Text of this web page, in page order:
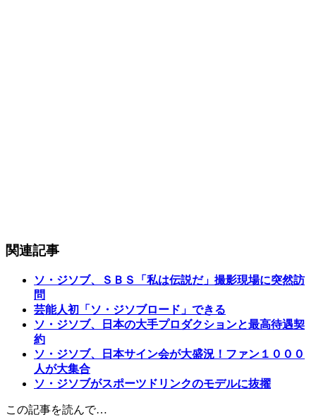
関連記事
ソ・ジソブ、ＳＢＳ「私は伝説だ」撮影現場に突然訪
問
芸能人初「ソ・ジソブロード」できる
ソ・ジソブ、日本の大手プロダクションと最高待遇契
約
ソ・ジソブ、日本サイン会が大盛況！ファン１０００
人が大集合
ソ・ジソブがスポーツドリンクのモデルに抜擢
この記事を読んで…